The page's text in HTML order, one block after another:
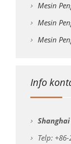
Mesin
Mesin
Mesin
Info
Telp: